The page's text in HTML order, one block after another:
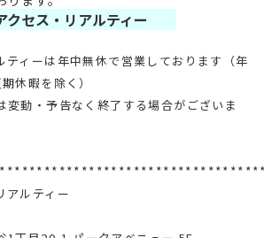
クセス・リアルティー
ィーは年中無休で営業しております（年
休暇を除く）
動・予告なく終了する場合がございま
アルティー